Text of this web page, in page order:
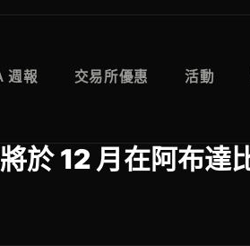
週報 交易所優惠 活動
於 12 月在阿布達